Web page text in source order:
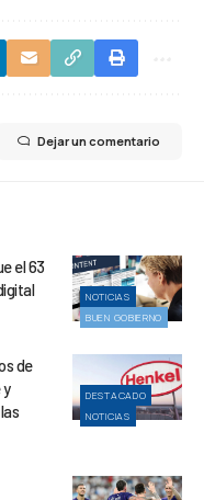
Dejar un comentario
NOTICIAS
BUEN GOBIERNO
el 63
DESTACADO
NOTICIAS
de
y